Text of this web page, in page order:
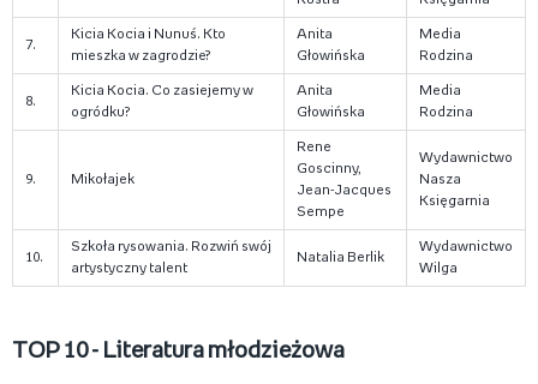
7.
Kicia Kocia i Nunuś. Kto
mieszka w zagrodzie?
Anita
Głowińska
Media
Rodzina
8.
Kicia Kocia. Co zasiejemy w
ogródku?
Anita
Głowińska
Media
Rodzina
9. Mikołajek
Rene
Goscinny,
Jean-Jacques
Sempe
Wydawnictwo
Nasza
Księgarnia
10.
Szkoła rysowania. Rozwiń swój
artystyczny talent
Natalia Berlik
Wydawnictwo
Wilga
TOP 10 - Literatura młodzieżowa